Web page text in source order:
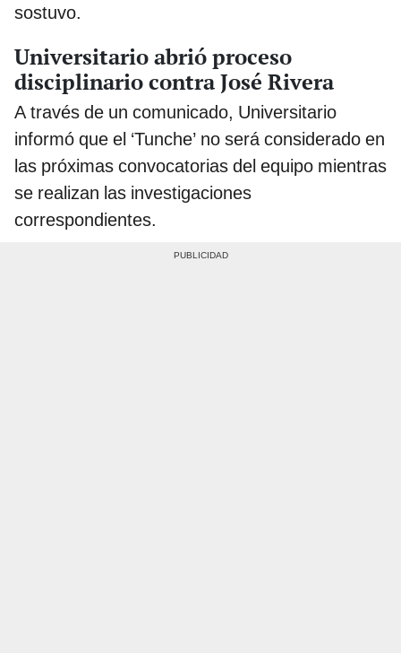
sostuvo.
Universitario abrió proceso
disciplinario contra José Rivera
A través de un comunicado, Universitario
informó que el ‘Tunche’ no será considerado en
las próximas convocatorias del equipo mientras
se realizan las investigaciones
correspondientes.